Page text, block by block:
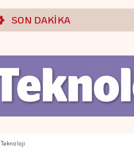
SON DAKİKA
Teknoloji